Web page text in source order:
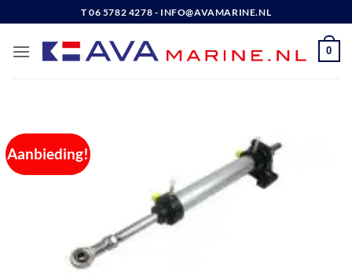
naar
inhoud
T 06 5782 4278 - INFO@AVAMARINE.NL
0
Aanbieding!